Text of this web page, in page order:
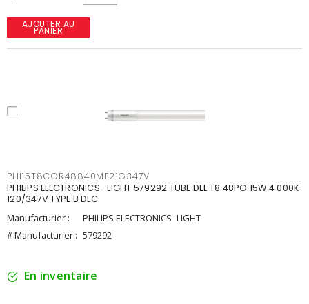
AJOUTER AU
PANIER
PHI15T8COR48840MF21G347V
PHILIPS ELECTRONICS -LIGHT 579292 TUBE DEL T8 48PO 15W 4 000K
120/347V TYPE B DLC
Manufacturier :
PHILIPS ELECTRONICS -LIGHT
# Manufacturier : 579292
En inventaire